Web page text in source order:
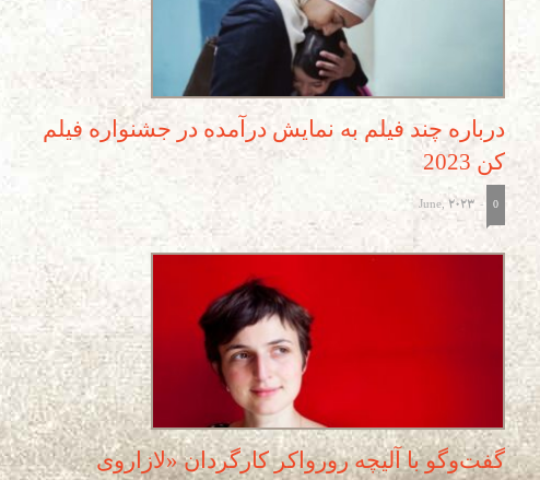
درباره چند فیلم به نمایش درآمده در جشنواره فیلم
کن 2023
-
June, 2023 0
گفت‌وگو با آلیچه رورواکر کارگردان «لازاروی